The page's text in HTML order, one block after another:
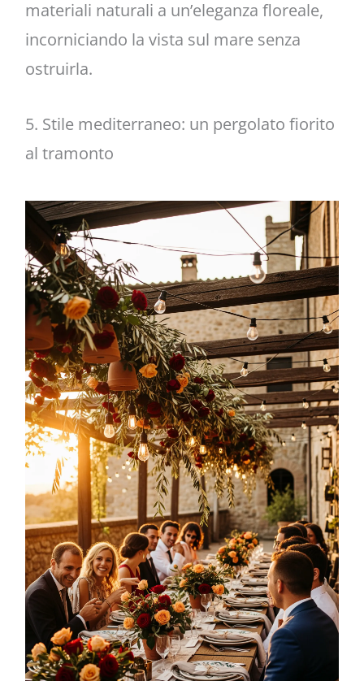
materiali naturali a un’eleganza floreale,
incorniciando la vista sul mare senza
ostruirla.
5. Stile mediterraneo: un pergolato fiorito
al tramonto